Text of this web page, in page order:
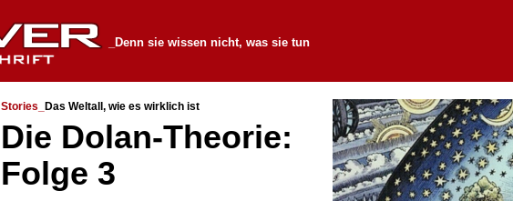
_Denn sie wissen nicht, was sie tun
Stories_ Das Weltall, wie es wirklich ist
Die Dolan-Theorie:
Folge 3